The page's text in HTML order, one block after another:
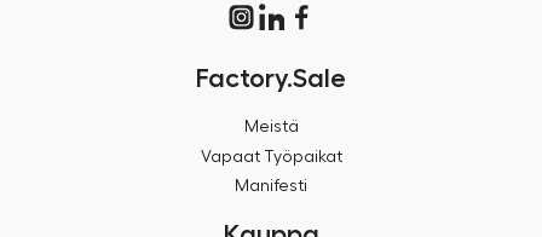
Factory.Sale
Meistä
Vapaat Työpaikat
Manifesti